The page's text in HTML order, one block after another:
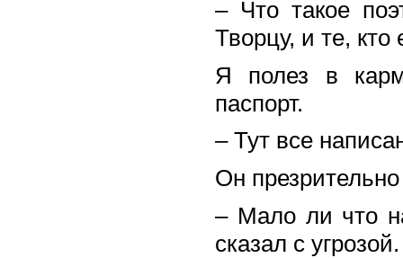
– Что такое
Творцу, и те,
Я полез в
паспорт.
– Тут все
Он
– Мало ли что
сказал с